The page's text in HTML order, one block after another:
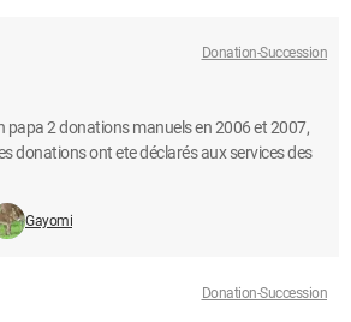
Donation-Succession
papa 2 donations manuels en 2006 et 2007,
donations ont ete déclarés aux services des
Gayomi
Donation-Succession